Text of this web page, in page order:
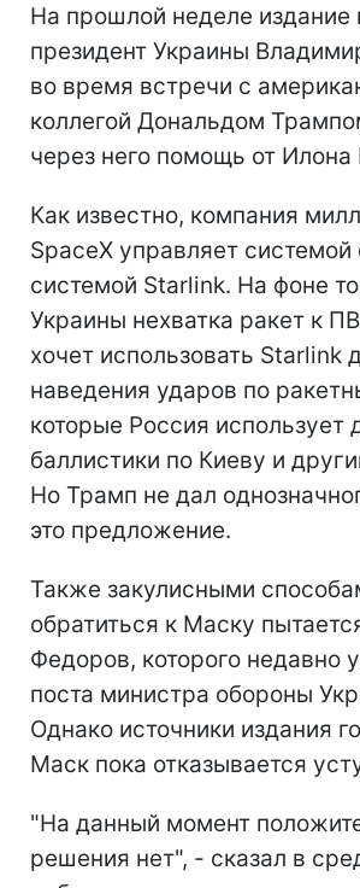
На прошлой неделе издание
президент Украины
во время встречи с
коллегой Дональдом
через него помощь от
Как известно, компания
SpaceX управляет системой
системой Starlink. На фоне
Украины нехватка ракет к
хочет использовать Starlink
наведения ударов по
которые Россия использует
баллистики по Киеву и
Но Трамп не дал
это предложение.
Также закулисными
обратиться к Маску
Федоров, которого недавно
поста министра обороны
Однако источники издания
Маск пока отказывается
"На данный момент
решения нет", - сказал в